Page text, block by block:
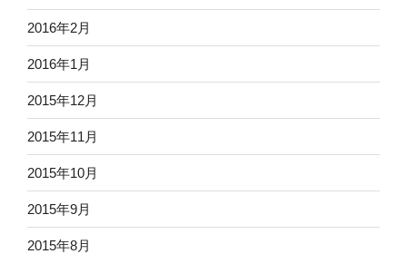
2016年2月
2016年1月
2015年12月
2015年11月
2015年10月
2015年9月
2015年8月